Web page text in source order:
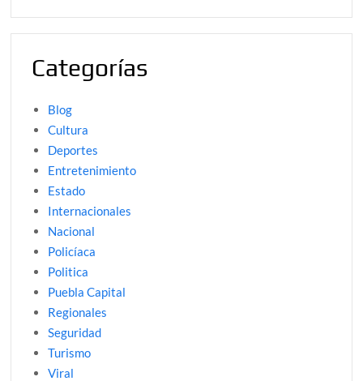
Categorías
Blog
Cultura
Deportes
Entretenimiento
Estado
Internacionales
Nacional
Policíaca
Politica
Puebla Capital
Regionales
Seguridad
Turismo
Viral